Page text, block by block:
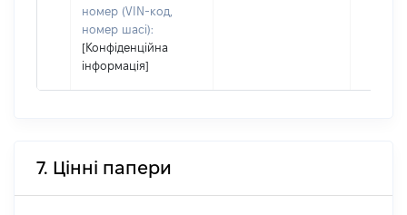
номер (VIN-код,
номер шасі):
[Конфіденційна
інформація]
7. Цінні папери